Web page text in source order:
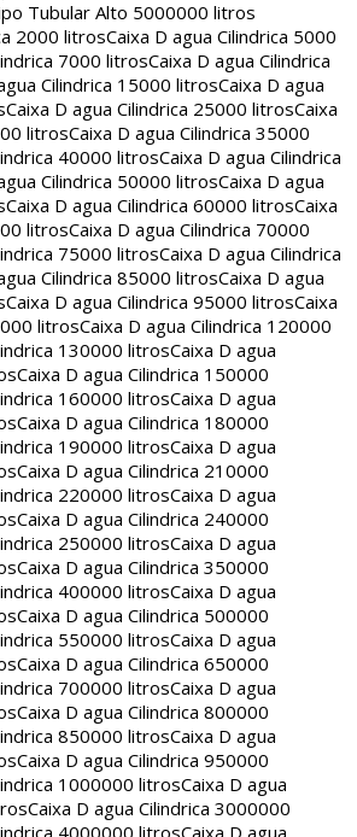
Tubular Alto 5000000 litros
2000 litrosCaixa D agua Cilindrica 5000
7000 litrosCaixa D agua Cilindrica
Cilindrica 15000 litrosCaixa D agua
Caixa D agua Cilindrica 25000 litrosCaixa
litrosCaixa D agua Cilindrica 35000
40000 litrosCaixa D agua Cilindrica
Cilindrica 50000 litrosCaixa D agua
Caixa D agua Cilindrica 60000 litrosCaixa
litrosCaixa D agua Cilindrica 70000
75000 litrosCaixa D agua Cilindrica
Cilindrica 85000 litrosCaixa D agua
Caixa D agua Cilindrica 95000 litrosCaixa
litrosCaixa D agua Cilindrica 120000
130000 litrosCaixa D agua
Caixa D agua Cilindrica 150000
160000 litrosCaixa D agua
Caixa D agua Cilindrica 180000
190000 litrosCaixa D agua
Caixa D agua Cilindrica 210000
220000 litrosCaixa D agua
Caixa D agua Cilindrica 240000
250000 litrosCaixa D agua
Caixa D agua Cilindrica 350000
400000 litrosCaixa D agua
Caixa D agua Cilindrica 500000
550000 litrosCaixa D agua
Caixa D agua Cilindrica 650000
700000 litrosCaixa D agua
Caixa D agua Cilindrica 800000
850000 litrosCaixa D agua
Caixa D agua Cilindrica 950000
1000000 litrosCaixa D agua
Caixa D agua Cilindrica 3000000